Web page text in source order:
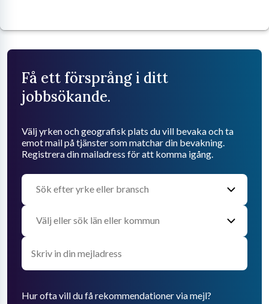
Få ett försprång i ditt
jobbsökande.
Välj yrken och geografisk plats du vill bevaka och ta
emot mail på tjänster som matchar din bevakning.
Registrera din mailadress för att komma igång.
Hur ofta vill du få rekommendationer via mejl?